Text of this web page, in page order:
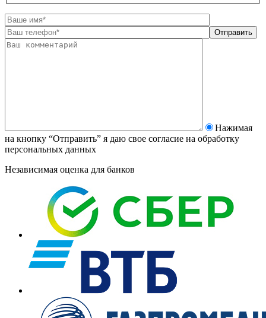
Нажимая
на кнопку “Отправить” я даю свое согласие на обработку
персональных данных
Независимая оценка для банков